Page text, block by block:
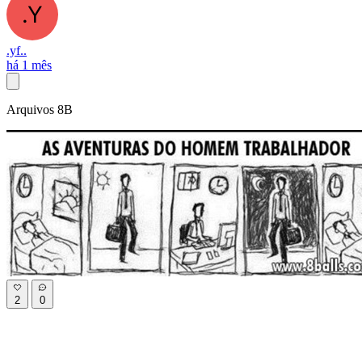
.yf..
há 1 mês
Arquivos 8B
2 0